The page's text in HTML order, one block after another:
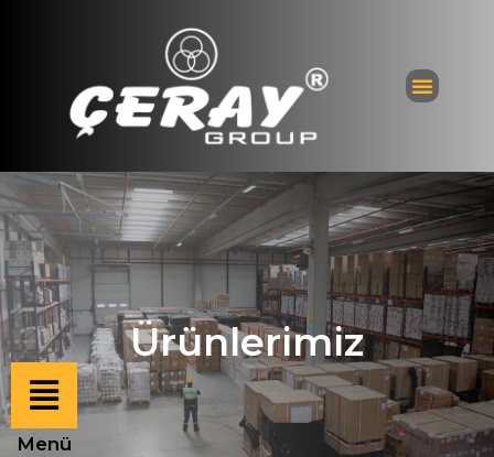
Ürünlerimiz
Menü